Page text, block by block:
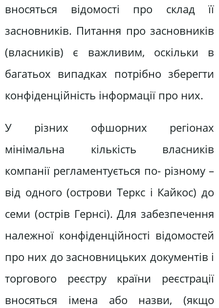
вносяться відомості про склад її
засновників. Питання про засновників
(власників) є важливим, оскільки в
багатьох випадках потрібно зберегти
конфіденційність інформації про них.
У різних офшорних регіонах
мінімальна кількість власників
компанії регламентується по- різному –
від одного (острови Теркс і Кайкос) до
семи (острів Гернсі). Для забезпечення
належної конфіденційності відомостей
про них до засновницьких документів і
торгового реєстру країни реєстрації
вносяться імена або назви, (якщо